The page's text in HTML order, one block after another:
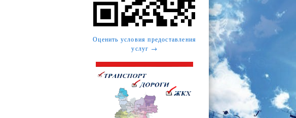
Оценить условия предоставления
услуг →